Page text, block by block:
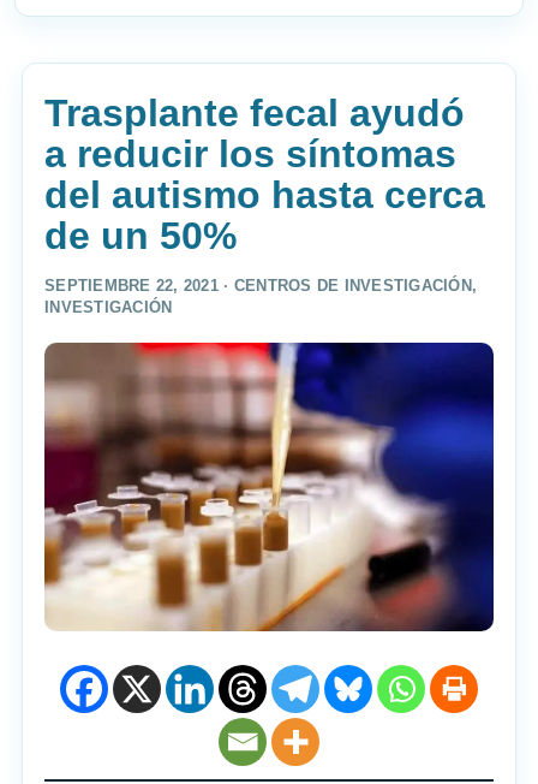
Trasplante fecal ayudó
a reducir los síntomas
del autismo hasta cerca
de un 50%
SEPTIEMBRE 22, 2021 · CENTROS DE INVESTIGACIÓN ,
INVESTIGACIÓN